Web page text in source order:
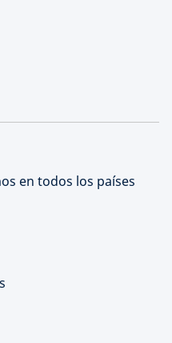
en todos los países